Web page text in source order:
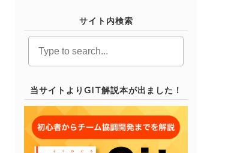
サイト内検索
当サイトよりGIT解説本が出ました！